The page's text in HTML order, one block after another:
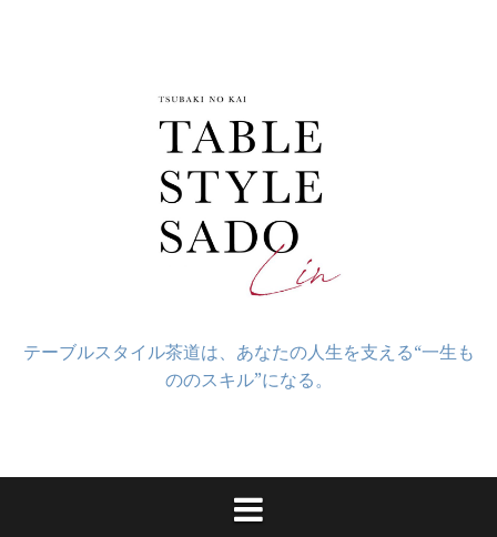
テーブルスタイル茶道は、あなたの人生を支える“一生も
ののスキル”になる。